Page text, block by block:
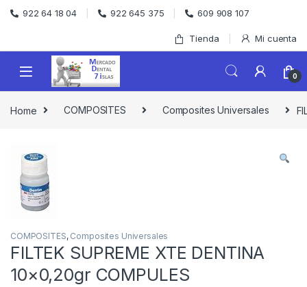
Skip to navigation
Skip to content
922 64 18 04 922 645 375 609 908 107
Tienda Mi cuenta
0
Home COMPOSITES Composites Universales
COMPOSITES, Composites Universales
FILTEK SUPREME XTE DENTINA
10×0,20gr COMPULES